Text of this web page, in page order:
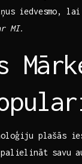
iedvesmo,
MI.
plašās
savu